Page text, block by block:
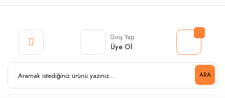
ARA
Giriş Yap
Üye Ol